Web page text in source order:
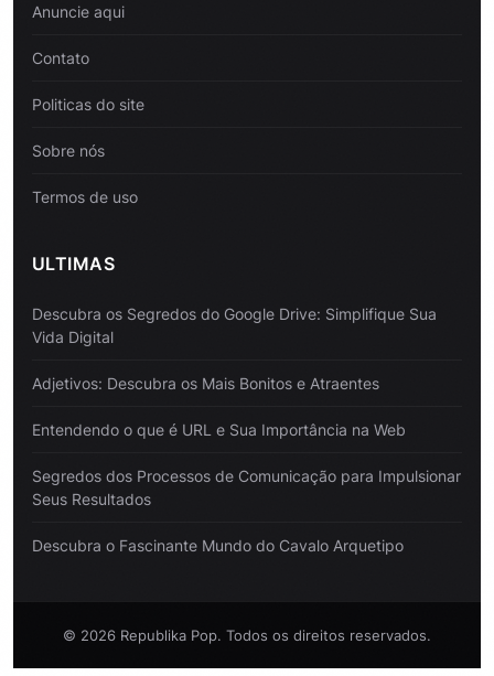
Anuncie aqui
Contato
Politicas do site
Sobre nós
Termos de uso
ULTIMAS
Descubra os Segredos do Google Drive: Simplifique Sua
Vida Digital
Adjetivos: Descubra os Mais Bonitos e Atraentes
Entendendo o que é URL e Sua Importância na Web
Segredos dos Processos de Comunicação para Impulsionar
Seus Resultados
Descubra o Fascinante Mundo do Cavalo Arquetipo
© 2026 Republika Pop. Todos os direitos reservados.